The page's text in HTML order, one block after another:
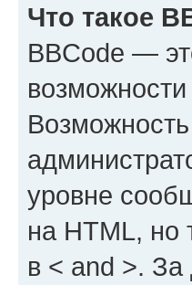
Что такое
BBCode —
уровне
на HTML, но
в < and >.